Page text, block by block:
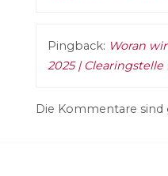
Pingback: Woran
2025 |
Die Kommentare sind